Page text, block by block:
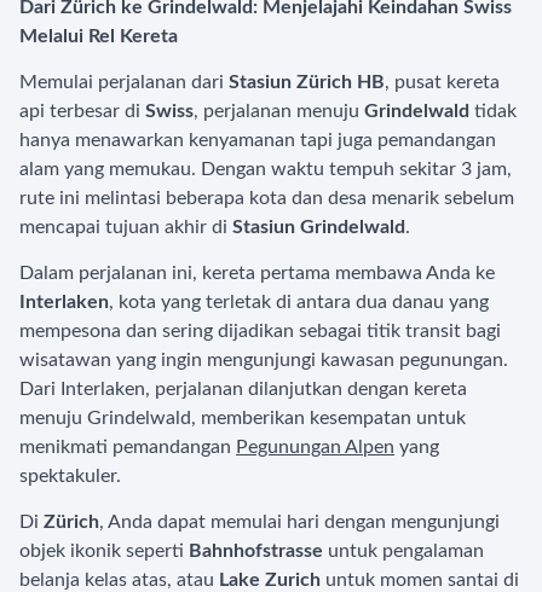
Dari Zürich ke Grindelwald: Menjelajahi Keindahan Swiss
Melalui Rel Kereta
Memulai perjalanan dari Stasiun Zürich HB, pusat kereta
api terbesar di Swiss, perjalanan menuju Grindelwald tidak
hanya menawarkan kenyamanan tapi juga pemandangan
alam yang memukau. Dengan waktu tempuh sekitar 3 jam,
rute ini melintasi beberapa kota dan desa menarik sebelum
mencapai tujuan akhir di Stasiun Grindelwald .
Dalam perjalanan ini, kereta pertama membawa Anda ke
Interlaken, kota yang terletak di antara dua danau yang
mempesona dan sering dijadikan sebagai titik transit bagi
wisatawan yang ingin mengunjungi kawasan pegunungan.
Dari Interlaken, perjalanan dilanjutkan dengan kereta
menuju Grindelwald, memberikan kesempatan untuk
menikmati pemandangan Pegunungan Alpen yang
spektakuler.
Di Zürich, Anda dapat memulai hari dengan mengunjungi
objek ikonik seperti Bahnhofstrasse untuk pengalaman
belanja kelas atas, atau Lake Zurich untuk momen santai di